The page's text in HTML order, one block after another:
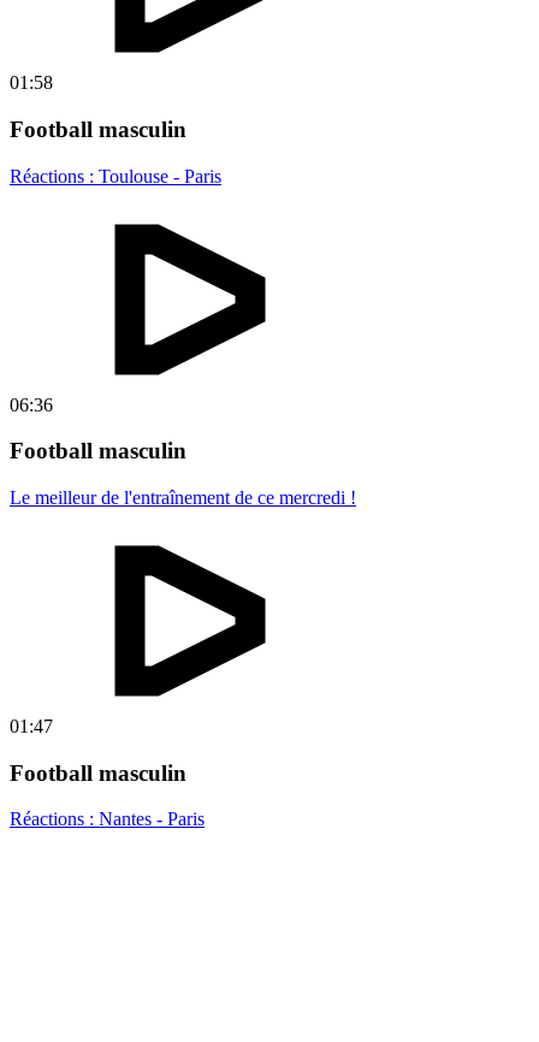
01:58
Football masculin
Réactions : Toulouse - Paris
06:36
Football masculin
Le meilleur de l'entraînement de ce mercredi !
01:47
Football masculin
Réactions : Nantes - Paris